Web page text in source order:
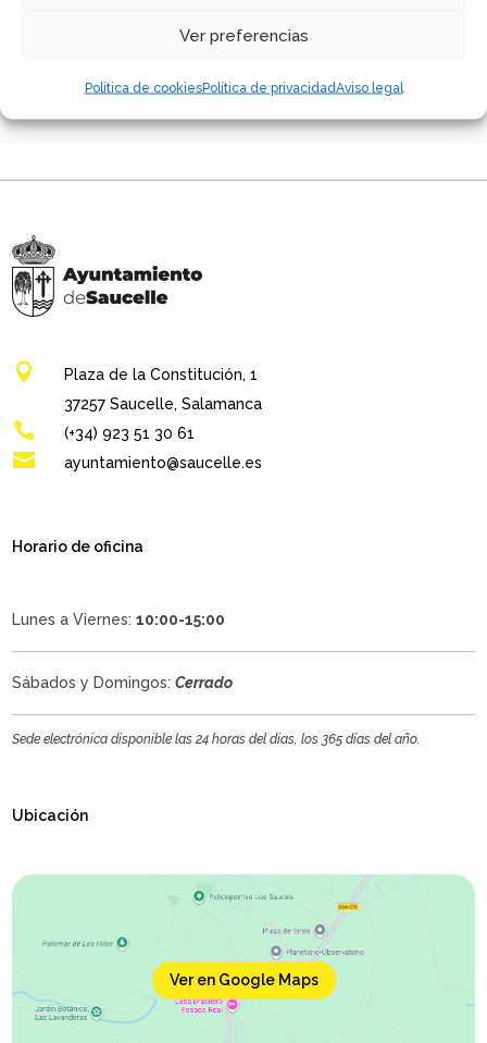
Ver preferencias
Política de cookiesPolítica de privacidadAviso legal
No hay comentarios que mostrar.

Plaza de la Constitución, 1
37257 Saucelle, Salamanca
 (+34) 923 51 30 61
 ayuntamiento@saucelle.es
Horario de oficina
Lunes a Viernes:10:00-15:00
Sábados y Domingos:Cerrado
Sede electrónica disponible las 24 horas del días, los 365 días del año.
Ubicación
Ver en Google Maps